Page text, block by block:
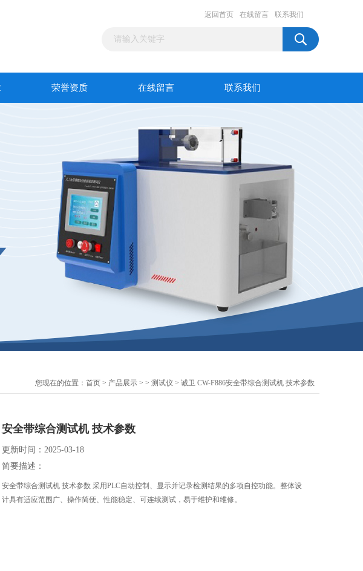
返回首页 在线留言 联系我们
荣誉资质 在线留言 联系我们
您现在的位置： 首页 > 产品展示 > > 测试仪 > 诚卫 CW-F886安全带综合测试机 技术参数
安全带综合测试机 技术参数
更新时间：2025-03-18
简要描述：
安全带综合测试机 技术参数 采用PLC自动控制、显示并记录检测结果的多项自控功能。整体设
计具有适应范围广、操作简便、性能稳定、可连续测试，易于维护和维修。